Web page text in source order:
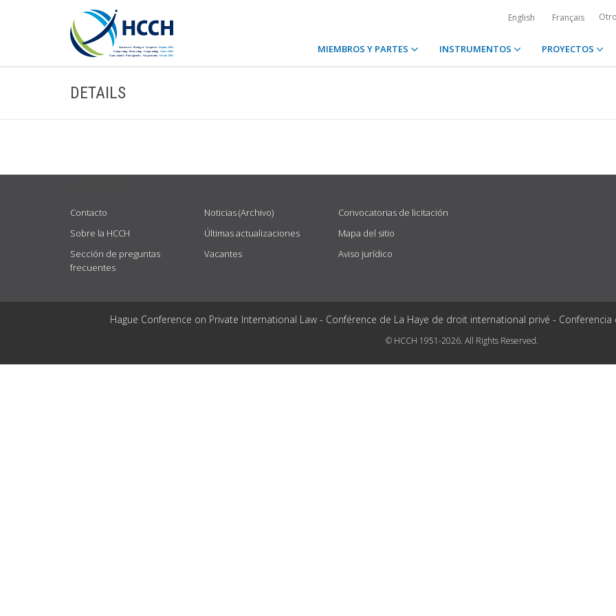
English Français
MIEMBROS Y PARTES INSTRUMENTOS PROYECTOS
DETAILS
Contacto
Sobre la HCCH
Sección de preguntas
frecuentes
Noticias (Archivo)
Últimas actualizaciones
Vacantes
Convocatorias de licitación
Mapa del sitio
Aviso jurídico
Hague Conference on Private International Law - Conférence de La Haye de droit international privé -
© HCCH 1951-2026. All Rights Reserved.